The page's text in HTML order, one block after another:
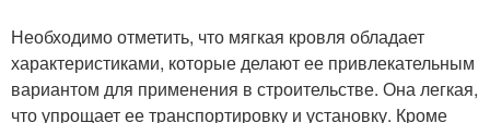
Необходимо отметить, что мягкая кровля обладает
характеристиками, которые делают ее привлекательным
вариантом для применения в строительстве. Она легкая,
что упрощает ее транспортировку и установку. Кроме